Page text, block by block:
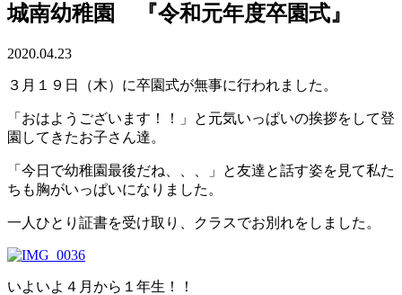
城南幼稚園 『令和元年度卒園式』
2020.04.23
３月１９日（木）に卒園式が無事に行われました。
「おはようございます！！」と元気いっぱいの挨拶をして登
園してきたお子さん達。
「今日で幼稚園最後だね、、、」と友達と話す姿を見て私た
ちも胸がいっぱいになりました。
一人ひとり証書を受け取り、クラスでお別れをしました。
いよいよ４月から１年生！！